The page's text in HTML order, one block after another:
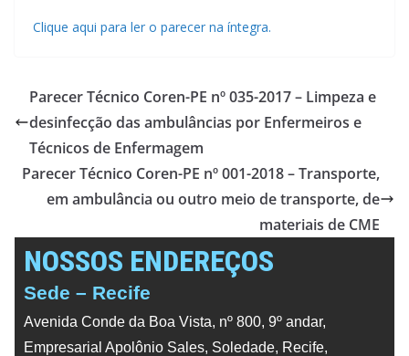
Clique aqui para ler o parecer na íntegra.
Parecer Técnico Coren-PE nº 035-2017 – Limpeza e
desinfecção das ambulâncias por Enfermeiros e
Técnicos de Enfermagem
Parecer Técnico Coren-PE nº 001-2018 – Transporte,
em ambulância ou outro meio de transporte, de
materiais de CME
NOSSOS ENDEREÇOS
Sede – Recife
Avenida Conde da Boa Vista, nº 800, 9º andar,
Empresarial Apolônio Sales, Soledade, Recife,